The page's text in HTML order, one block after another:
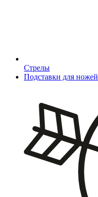
Стрелы
Подставки для ножей